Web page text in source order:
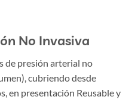
No Invasiva
de presión arterial no
cubriendo desde
en presentación Reusable y